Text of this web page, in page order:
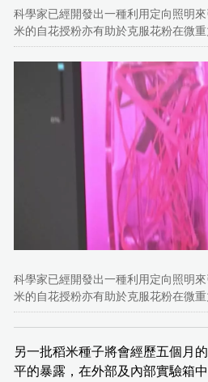
科學家已經開發出一種利用定向照明
米的自花授粉亦有助於克服花粉在微重
科學家已經開發出一種利用定向照明
米的自花授粉亦有助於克服花粉在微重
另一批稻米種子將會經歷五個月
平的暴露，在外部及內部實驗箱